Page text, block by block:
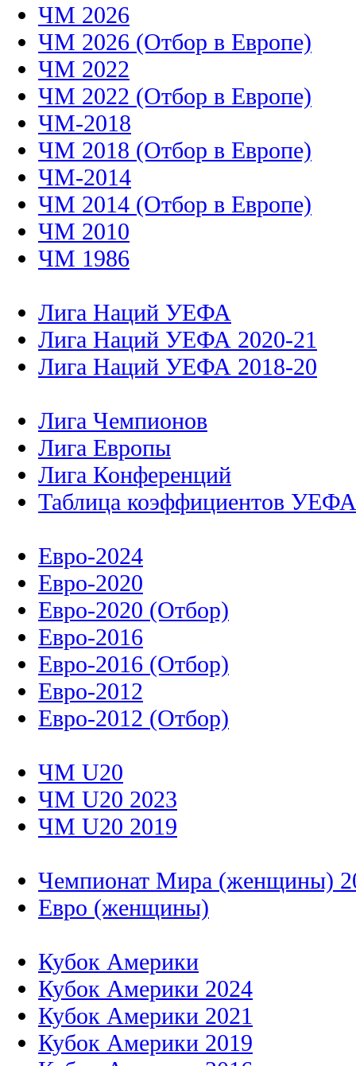
ЧМ 2026
ЧМ 2026 (Отбор в Европе)
ЧМ 2022
ЧМ 2022 (Отбор в Европе)
ЧМ-2018
ЧМ 2018 (Отбор в Европе)
ЧМ-2014
ЧМ 2014 (Отбор в Европе)
ЧМ 2010
ЧМ 1986
Лига Наций УЕФА
Лига Наций УЕФА 2020-21
Лига Наций УЕФА 2018-20
Лига Чемпионов
Лига Европы
Лига Конференций
Таблица коэффициентов УЕФА
Евро-2024
Евро-2020
Евро-2020 (Отбор)
Евро-2016
Евро-2016 (Отбор)
Евро-2012
Евро-2012 (Отбор)
ЧМ U20
ЧМ U20 2023
ЧМ U20 2019
Чемпионат Мира (женщины)
Евро (женщины)
Кубок Америки
Кубок Америки 2024
Кубок Америки 2021
Кубок Америки 2019